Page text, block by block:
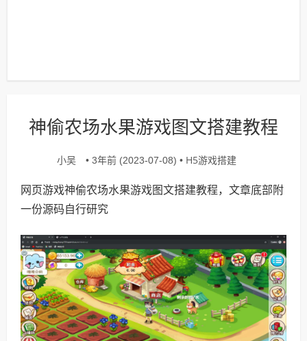
神偷农场水果游戏图文搭建教程
小吴 • 3年前 (2023-07-08) • H5游戏搭建
网页游戏神偷农场水果游戏图文搭建教程，文章底部附
一份源码自行研究